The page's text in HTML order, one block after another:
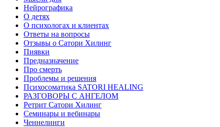
Нейрографика
О детях
О психологах и клиентах
Ответы на вопросы
Отзывы о Сатори Хилинг
Пиявки
Предназначение
Про смерть
Проблемы и решения
Психосоматика SATORI HEALING
РАЗГОВОРЫ С АНГЕЛОМ
Ретрит Сатори Хилинг
Семинары и вебинары
Ченнелинги